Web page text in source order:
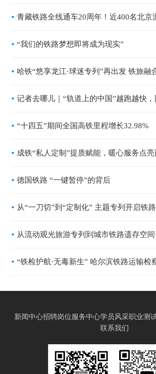
“我们的铁路梦想即将成为现实”
“十四五”期间全国高铁里程增长32.98%
德国铁路 “一键暂停”的背后
新闻中心招聘岗位服务中心学员风采职业测
联系我们